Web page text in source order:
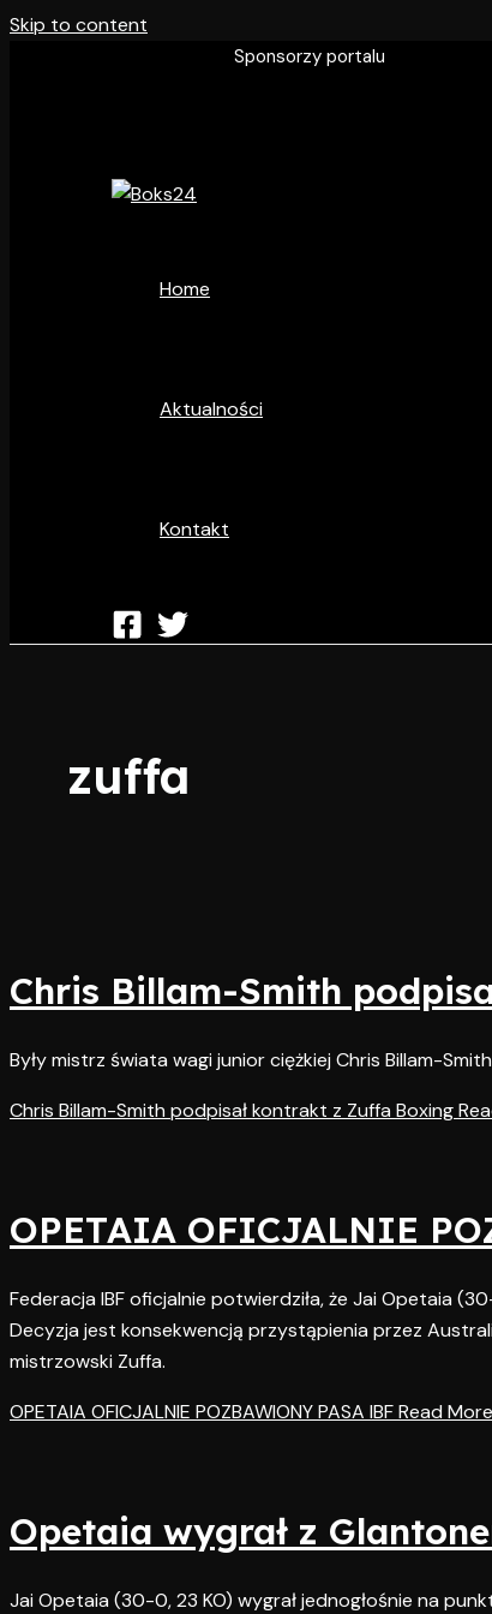
Skip to content
Sponsorzy portalu
Home
Aktualności
Kontakt
zuffa
Chris Billam-Smith
Były mistrz świata wagi junior ciężkiej Chris Billam-
Chris Billam-Smith podpisał kontrakt z Zuffa Boxing
OPETAIA OFICJALNIE
Federacja IBF oficjalnie potwierdziła, że Jai Opetaia
Decyzja jest konsekwencją przystąpienia przez
mistrzowski Zuffa.
OPETAIA OFICJALNIE POZBAWIONY PASA IBFRead
Opetaia wygrał z
Jai Opetaia (30-0, 23 KO) wygrał jednogłośnie na